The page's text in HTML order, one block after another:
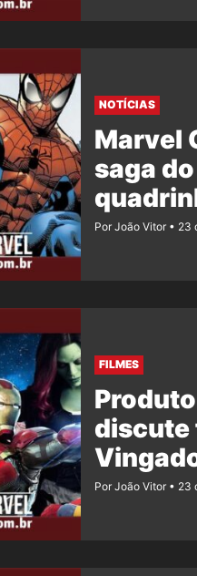
NOTÍCIAS
Marvel
saga
Por João Vitor 23
FILMES
discute
Por João Vitor 23